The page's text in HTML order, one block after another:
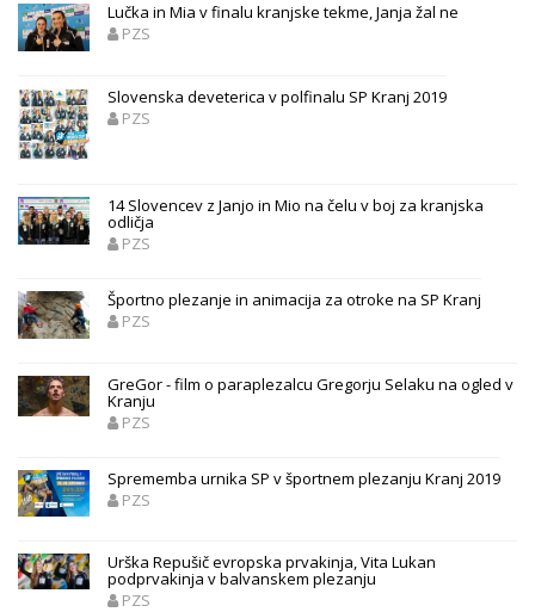
Lučka in Mia v finalu kranjske tekme, Janja žal ne
PZS
Slovenska deveterica v polfinalu SP Kranj 2019
PZS
14 Slovencev z Janjo in Mio na čelu v boj za kranjska
odličja
PZS
Športno plezanje in animacija za otroke na SP Kranj
PZS
GreGor - film o paraplezalcu Gregorju Selaku na ogled v
Kranju
PZS
Sprememba urnika SP v športnem plezanju Kranj 2019
PZS
Urška Repušič evropska prvakinja, Vita Lukan
podprvakinja v balvanskem plezanju
PZS